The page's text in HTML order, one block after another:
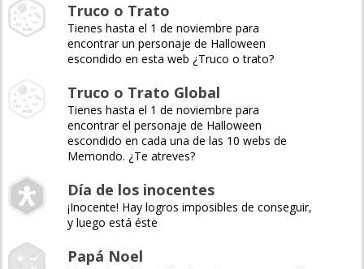
Truco o Trato
Tienes hasta el 1 de noviembre para
encontrar un personaje de Halloween
escondido en esta web ¿Truco o trato?
Truco o Trato Global
Tienes hasta el 1 de noviembre para
encontrar el personaje de Halloween
escondido en cada una de las 10 webs de
Memondo. ¿Te atreves?
Día de los inocentes
¡Inocente! Hay logros imposibles de conseguir,
y luego está éste
Papá Noel